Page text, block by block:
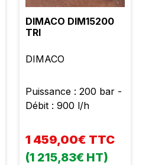
DIMACO DIM15200
TRI
DIMACO
Puissance : 200 bar -
Débit : 900 l/h
1 459,00€ TTC
(1 215,83€ HT)